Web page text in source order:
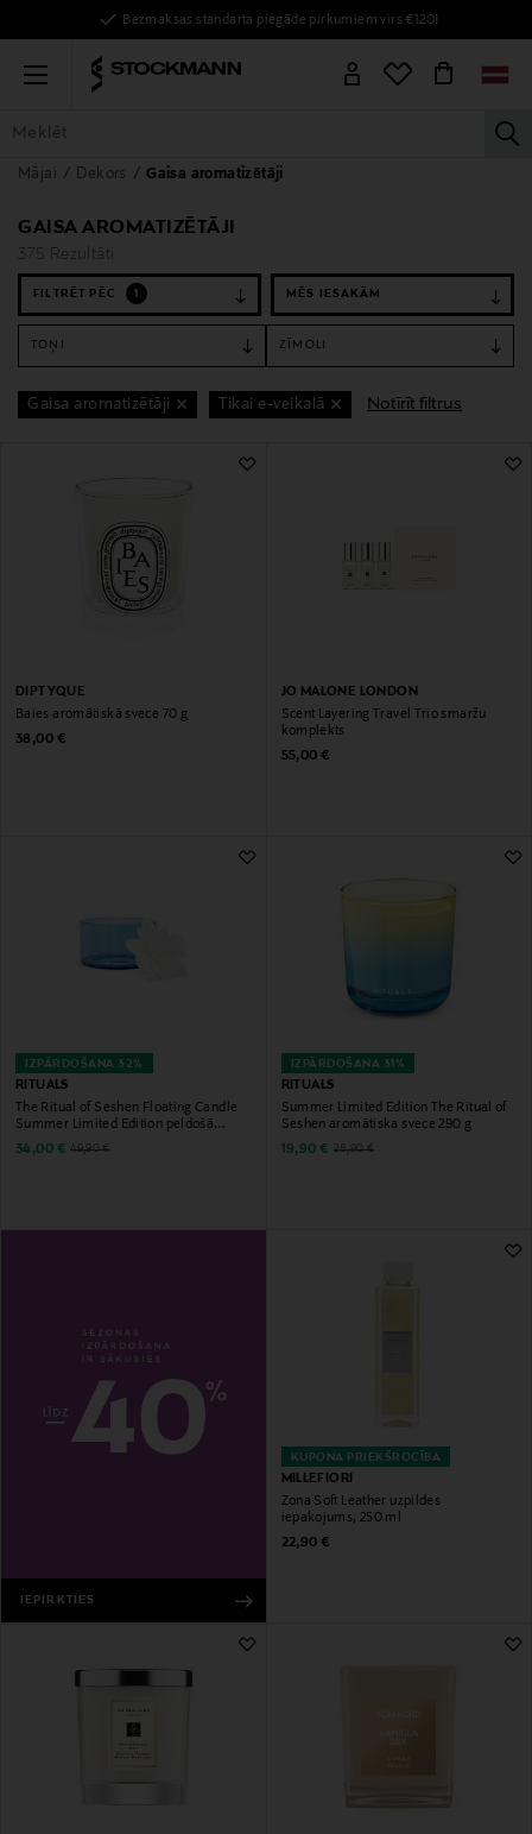
Bezmaksas standarta piegāde pirkumiem virs €120!
Menu
VISAS PRECES SIEVIETĒM VĪRIEŠIEM
Mājai Dekors Gaisa aromatizētāji
GAISA AROMATIZĒTĀJI
375 Rezultāti
FILTRĒT PĒC 1
TOŅI ZĪMOLI
Gaisa aromatizētāji Tikai e-veikalā Notīrīt filtrus
DIPTYQUE
Baies aromātiskā svece 70 g
Original Price
38,00 €
JO MALONE LONDON
Scent Layering Travel Trio smaržu
komplekts
Original Price
55,00 €
IZPĀRDOŠANA 32%
RITUALS
The Ritual of Seshen Floating Candle
Summer Limited Edition peldošā
aromātiskā svece
Discounted Price
34,00 € Original Price
49,90 €
IZPĀRDOŠANA 31%
RITUALS
Summer Limited Edition The Ritual of
Seshen aromātiska svece 290 g
Discounted Price
19,90 € Original Price
28,90 €
IEPIRKTIES
KUPONA PRIEKŠROCĪBA
MILLEFIORI
Zona Soft Leather uzpildes
iepakojums, 250 ml
Original Price
22,90 €